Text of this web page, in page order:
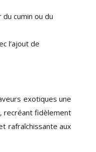
cumin ou du
l’ajout de
exotiques une
recréant fidèlement
rafraîchissante aux